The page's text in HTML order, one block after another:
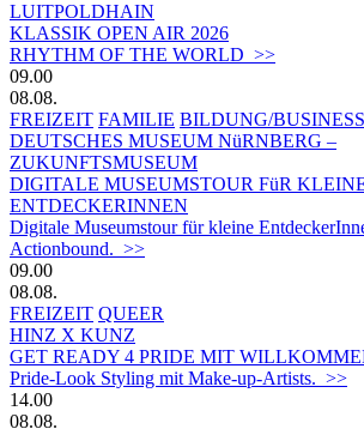
LUITPOLDHAIN
KLASSIK OPEN AIR 2026
RHYTHM OF THE WORLD >>
09.00
08.08.
FREIZEIT FAMILIE BILDUNG/BUSINESS
DEUTSCHES MUSEUM NüRNBERG –
ZUKUNFTSMUSEUM
DIGITALE MUSEUMSTOUR FüR
ENTDECKERINNEN
Digitale Museumstour für kleine
Actionbound. >>
09.00
08.08.
FREIZEIT QUEER
HINZ X KUNZ
GET READY 4 PRIDE MIT
Pride-Look Styling mit Make-up-Artists. >>
14.00
08.08.